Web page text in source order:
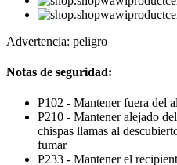
Advertencia: peligro
Notas de seguridad:
P102 - Mantener fuera del
P210 - Mantener alejado
chispas llamas al
fumar
P233 - Mantener el